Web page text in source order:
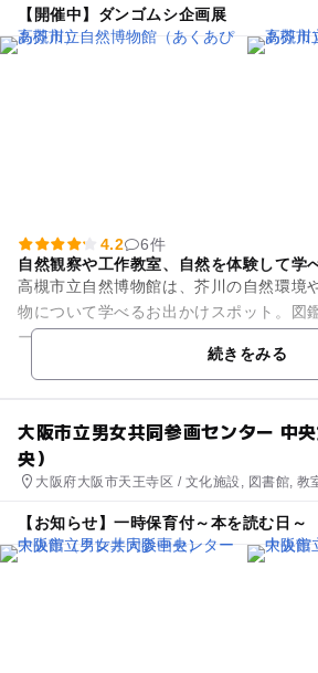
【開催中】ダンゴムシ企画展
4.2
6件
自然観察や工作教室、自然を体験して学
高槻市立自然博物館は、芥川の自然環境
物について学べるお出かけスポット。図
ーもあり、家族でのお出かけにぴったり
続きをみる
大阪市立男女共同参画センター 中
央）
大阪府大阪市天王寺区 / 文化施設, 図書館, 教
【お知らせ】一時保育付～本を読む日～